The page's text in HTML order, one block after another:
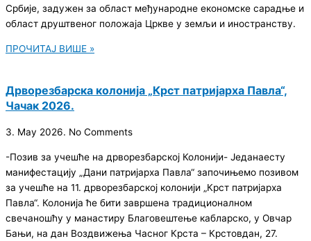
Србије, задужен за област међународне економске сарадње и
област друштвеног положаја Цркве у земљи и иностранству.
ПРОЧИТАЈ ВИШЕ »
Дрворезбарска колонија „Крст патријарха Павла“,
Чачак 2026.
3. May 2026. No Comments
-Позив за учешће на дрворезбарској Колонији- Једанаесту
манифестацију „Дани патријарха Павла“ започињемо позивом
за учешће на 11. дрворезбарској колонији „Крст патријарха
Павла“. Колонија ће бити завршена традиционалном
свечаношћу у манастиру Благовештење кабларско, у Овчар
Бањи, на дан Воздвижења Часног Крста – Крстовдан, 27.